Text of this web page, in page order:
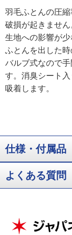
羽毛ふとんの圧
破損が起きませ
生地への影響が
ふとんを出した時
バルブ式なので
す。消臭シート
吸着します。
仕様・付属品
よくある質問